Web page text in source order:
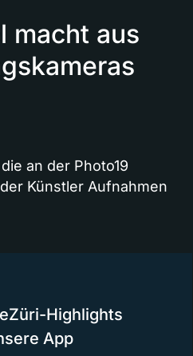
macht aus
an der Photo19
Künstler Aufnahmen
Highlights
App